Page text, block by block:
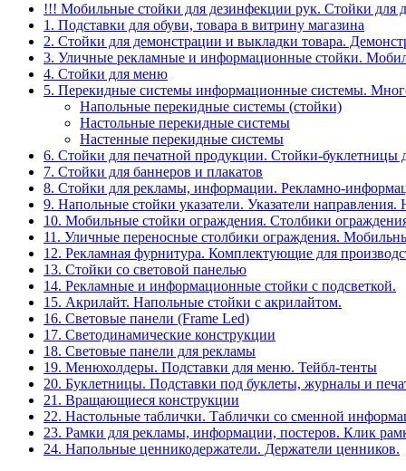
!!! Мобильные стойки для дезинфекции рук. Стойки для
1. Подставки для обуви, товара в витрину магазина
2. Стойки для демонстрации и выкладки товара.
3. Уличные рекламные и информационные стойки.
4. Стойки для меню
5. Перекидные системы информационные системы.
Напольные перекидные системы (стойки)
Настольные перекидные системы
Настенные перекидные системы
6. Стойки для печатной продукции. Стойки-буклетницы
7. Стойки для баннеров и плакатов
8. Стойки для рекламы, информации. Рекламно-
9. Напольные стойки указатели. Указатели направления.
10. Мобильные стойки ограждения. Столбики
11. Уличные переносные столбики ограждения.
12. Рекламная фурнитура. Комплектующие для
13. Стойки со световой панелью
14. Рекламные и информационные стойки с подсветкой.
15. Акрилайт. Напольные стойки с акрилайтом.
16. Световые панели (Frame Led)
17. Светодинамические конструкции
18. Световые панели для рекламы
19. Менюхолдеры. Подставки для меню. Тейбл-тенты
20. Буклетницы. Подставки под буклеты, журналы и
21. Вращающиеся конструкции
22. Настольные таблички. Таблички со сменной
23. Рамки для рекламы, информации, постеров. Клик
24. Напольные ценникодержатели. Держатели ценников.